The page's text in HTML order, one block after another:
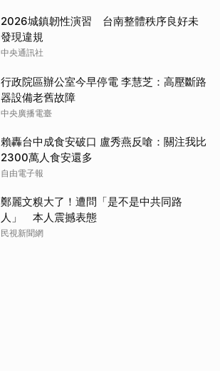
2026城鎮韌性演習 台南整體秩序良好未
發現違規
中央通訊社
行政院區辦公室今早停電 李慧芝：高壓斷路
器設備老舊故障
中央廣播電臺
賴轟台中成食安破口 盧秀燕反嗆：關注我比
2300萬人食安還多
自由電子報
鄭麗文糗大了！遭問「是不是中共同路
人」 本人震撼表態
民視新聞網